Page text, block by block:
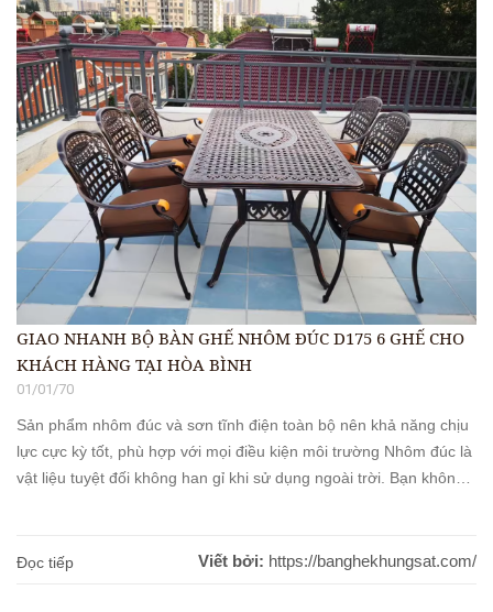
GIAO NHANH BỘ BÀN GHẾ NHÔM ĐÚC D175 6 GHẾ CHO
KHÁCH HÀNG TẠI HÒA BÌNH
01/01/70
Sản phẩm nhôm đúc và sơn tĩnh điện toàn bộ nên khả năng chịu
lực cực kỳ tốt, phù hợp với mọi điều kiện môi trường Nhôm đúc là
vật liệu tuyệt đối không han gỉ khi sử dụng ngoài trời. Bạn không
Đọc tiếp Viết bởi: https://banghekhungsat.com/